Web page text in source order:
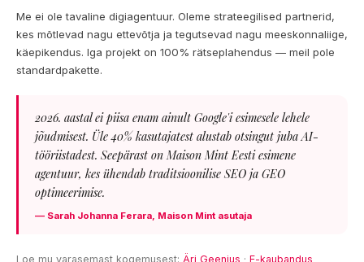
Me ei ole tavaline digiagentuur. Oleme strateegilised partnerid,
kes mõtlevad nagu ettevõtja ja tegutsevad nagu meeskonnaliige,
käepikendus. Iga projekt on 100% rätseplahendus — meil pole
standardpakette.
2026. aastal ei piisa enam ainult Google'i esimesele lehele
jõudmisest. Üle 40% kasutajatest alustab otsingut juba AI-
tööriistadest. Seepärast on Maison Mint Eesti esimene
agentuur, kes ühendab traditsioonilise SEO ja GEO
optimeerimise.
— Sarah Johanna Ferara, Maison Mint asutaja
Loe mu varasemast kogemusest: Äri Geenius · E-kaubandus